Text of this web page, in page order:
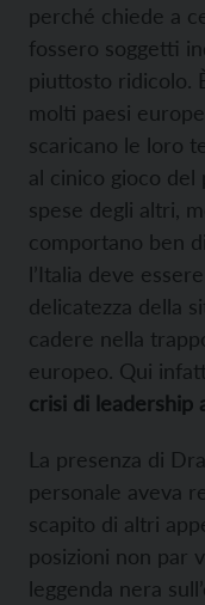
perché chiede a
fossero soggetti
piuttosto ridicolo.
molti paesi
scaricano le loro
al cinico gioco del
spese degli altri,
comportano ben
l’Italia deve
delicatezza della
cadere nella
europeo. Qui
crisi di leadership
La presenza di
personale aveva
scapito di altri
posizioni non par
leggenda nera